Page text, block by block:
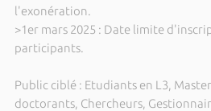
l'exonération.
>1er mars 2025 : Date limite
participants.
Public ciblé : Etudiants en L3,
doctorants, Chercheurs,